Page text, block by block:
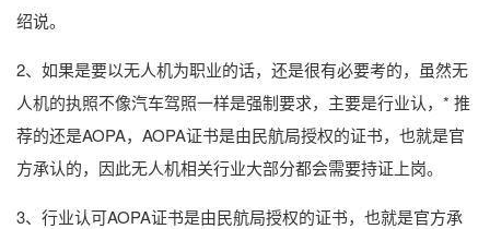
绍说。
2、如果是要以无人机为职业的话，还是很有必要考的，虽然无
人机的执照不像汽车驾照一样是强制要求，主要是行业认，* 推
荐的还是AOPA，AOPA证书是由民航局授权的证书，也就是官
方承认的，因此无人机相关行业大部分都会需要持证上岗。
3、行业认可AOPA证书是由民航局授权的证书，也就是官方承